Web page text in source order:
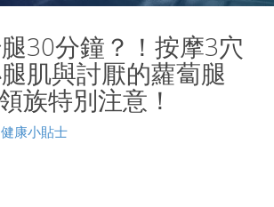
30分鐘？！按摩3穴
肌與討厭的蘿蔔腿
族特別注意！
健康小貼士